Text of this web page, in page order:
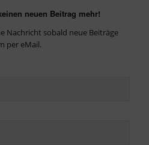
neuen Beitrag mehr!
Nachricht sobald neue Beiträge
per eMail.